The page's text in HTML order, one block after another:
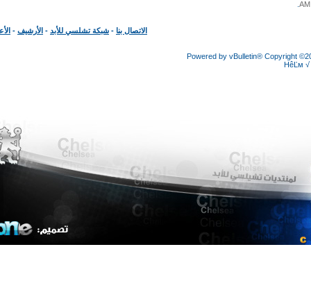
الاتصال بنا- شبكة تشلسي للأبد -الأرشيف-الأعلى
Powered by vBulletin®